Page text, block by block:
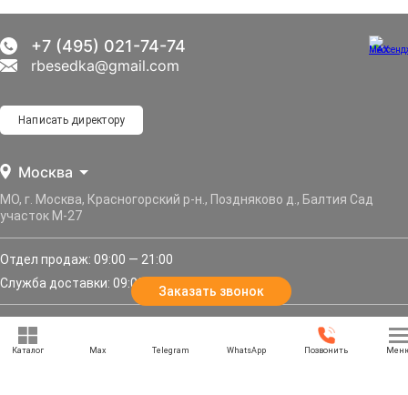
Москва
МО, г. Москва, Красногорский р-н., Поздняково д., Балтия Сад
участок М-27
Отдел продаж: 09:00 — 21:00
Служба доставки: 09:00 — 21:00
Написать директору
+7 (495) 021-74-74
rbesedka@gmail.com
Задать вопрос
Заказать звонок
Каталог Max Telegram WhatsApp Позвонить